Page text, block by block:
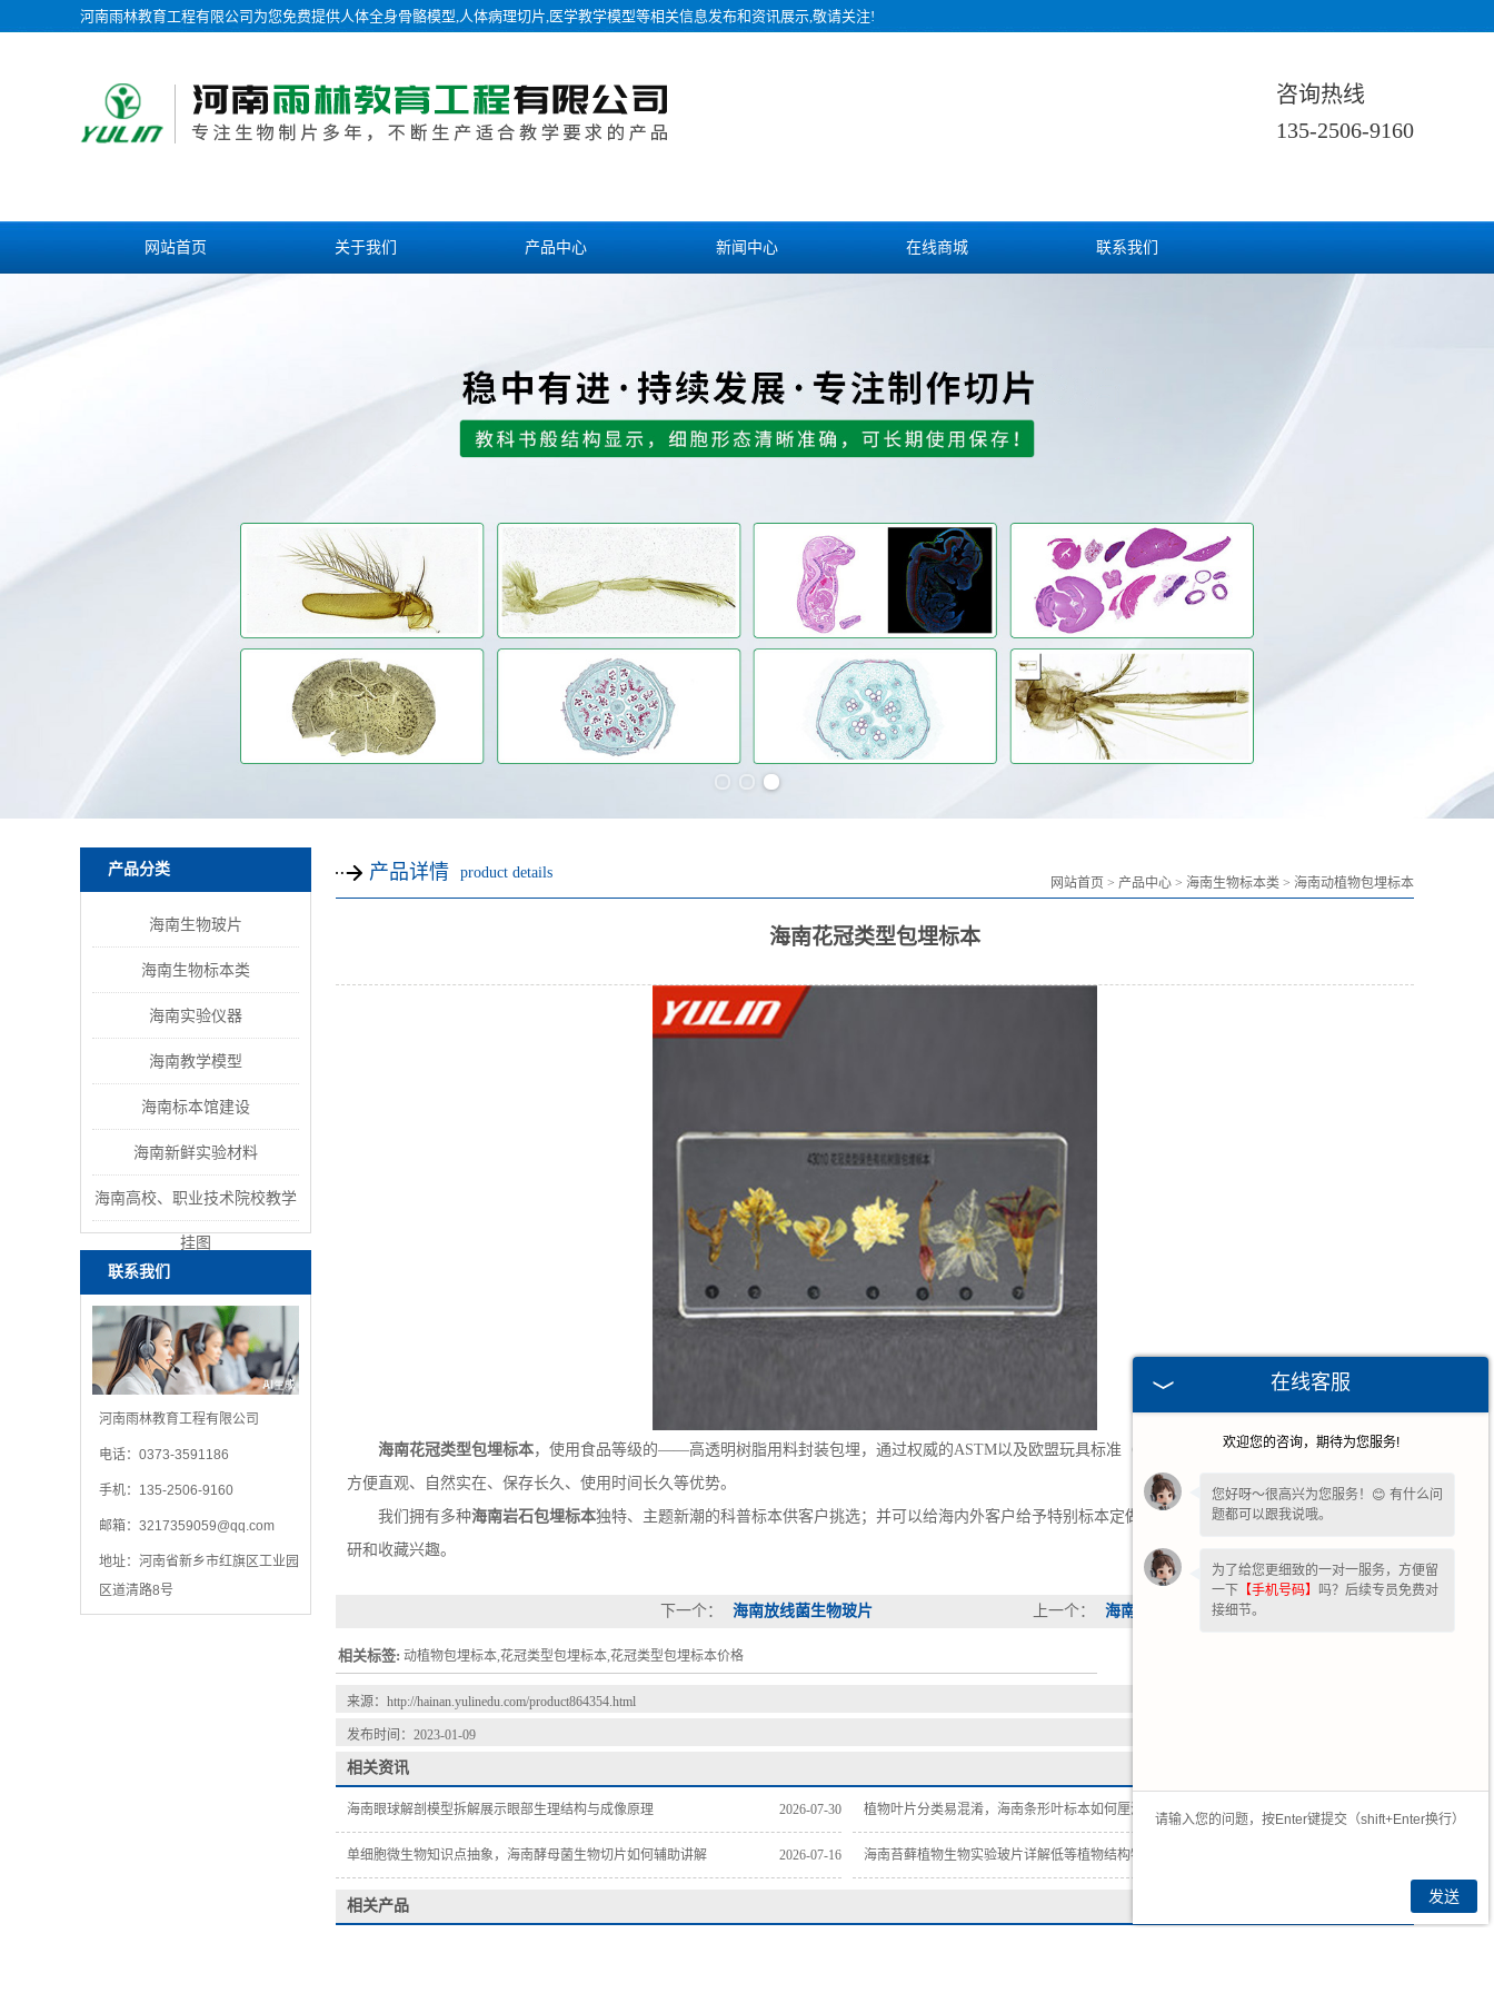
河南雨林教育工程有限公司为您免费提供人体全身骨骼模型,人体病理切片,医学教学模型等相关信息发布和资讯展示,敬请关注!
咨询热线
135-2506-9160
网站首页 关于我们 产品中心 新闻中心 在线商城 联系我们
产品分类
海南生物玻片
海南生物标本类
海南实验仪器
海南教学模型
海南标本馆建设
海南新鲜实验材料
海南高校、职业技术院校教学
挂图
联系我们
河南雨林教育工程有限公司
电话：0373-3591186
手机：135-2506-9160
邮箱： 3217359059@qq.com
地址：河南省新乡市红旗区工业园
区道清路8号
产品详情 product details
网站首页 > 产品中心 > 海南生物标本类 > 海南动植物包埋标本
海南花冠类型包埋标本
海南花冠类型包埋标本，使用食品等级的——高透明树脂用料封装包埋，通过权威的ASTM以及欧盟玩具标准（EN71）可溶性重金属实质测试，拥有
方便直观、自然实在、保存长久、使用时间长久等优势。
我们拥有多种海南岩石包埋标本独特、主题新潮的科普标本供客户挑选；并可以给海内外客户给予特别标本定做服务，满足客户高科技、个性化的教
研和收藏兴趣。
上一个： 海南******植物全草叶横切
下一个： 海南放线菌生物玻片
相关标签: 动植物包埋标本,花冠类型包埋标本,花冠类型包埋标本价格
来源： http://hainan.yulinedu.com/product864354.html
发布时间：2023-01-09
相关资讯
2026-07-30
海南眼球解剖模型拆解展示眼部生理结构与成像原理 2026-07-23
植物叶片分类易混淆，海南条形叶标本如何厘清形态差异
2026-07-16
单细胞微生物知识点抽象，海南酵母菌生物切片如何辅助讲解 海南苔藓植物生物实验玻片详解低等植物结构特征
相关产品
在线客服
欢迎您的咨询，期待为您服务!
您好呀～很高兴为您服务！😊 有什么问
题都可以跟我说哦。
为了给您更细致的一对一服务，方便留
一下 【手机号码】 吗？后续专员免费对
接细节。
发送